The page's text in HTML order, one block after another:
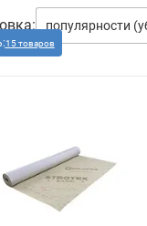
15 товаров
популярности